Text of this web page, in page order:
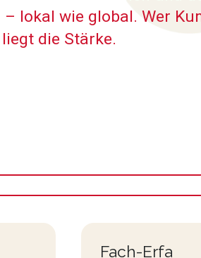
lokal wie global. Wer
die Stärke.
Fach-Erfa